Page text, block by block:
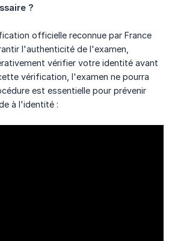
?
officielle reconnue par France
l'authenticité de l'examen,
vérifier votre identité avant
vérification, l'examen ne pourra
est essentielle pour prévenir
à l'identité :